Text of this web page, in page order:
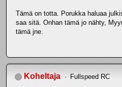
Tämä on totta. Porukka haluaa
saa sitä. Onhan tämä jo nähty,
tämä jne.
Koheltaja Fullspeed RC